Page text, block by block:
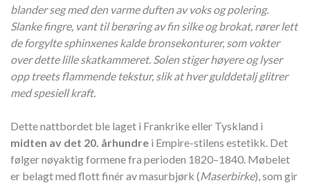
blander seg med den varme duften av voks og polering.
Slanke fingre, vant til berøring av fin silke og brokat, rører lett
de forgylte sphinxenes kalde bronsekonturer, som vokter
over dette lille skatkammeret. Solen stiger høyere og lyser
opp treets flammende tekstur, slik at hver gulddetalj glitrer
med spesiell kraft.
Dette nattbordet ble laget i Frankrike eller Tyskland i
midten av det 20. århundre i Empire-stilens estetikk. Det
følger nøyaktig formene fra perioden 1820–1840. Møbelet
er belagt med flott finér av masurbjørk (Maserbirke), som gir